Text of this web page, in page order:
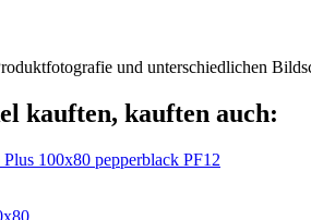
und unterschiedlichen
kauften, kauften auch:
PF12